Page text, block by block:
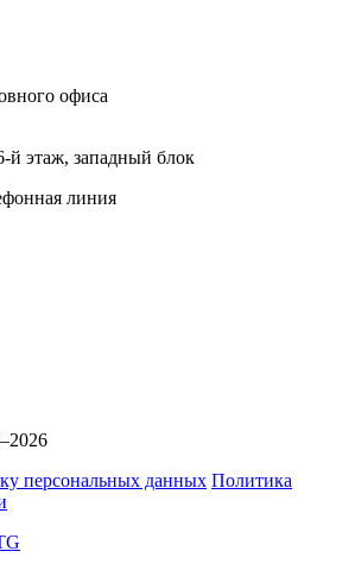
офиса
-й этаж, западный блок
линия
персональных данных Политика